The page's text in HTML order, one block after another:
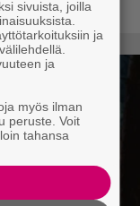
sivuista, joilla
ja
ja
myös ilman
peruste. Voit
tahansa